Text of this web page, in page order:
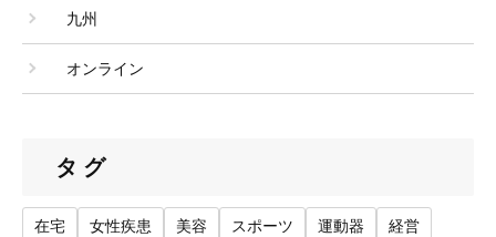
九州
オンライン
タグ
在宅 女性疾患 美容 スポーツ 運動器 経営